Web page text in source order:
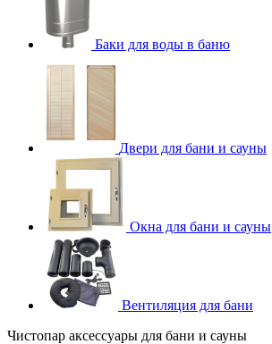
Баки для воды в баню
Двери для бани и сауны
Окна для бани и сауны
Вентиляция для бани
Чистопар аксессуары для бани и сауны